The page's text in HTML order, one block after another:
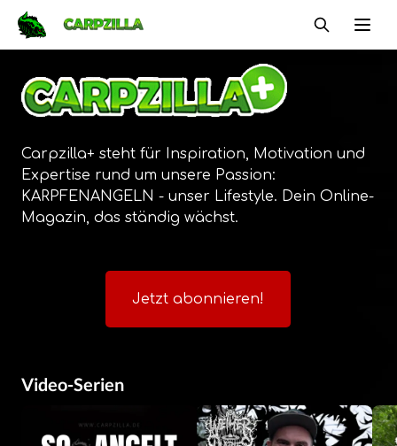
Carpzilla
Carpzilla+ steht für Inspiration, Motivation und
Expertise rund um unsere Passion:
KARPFENANGELN - unser Lifestyle. Dein Online-
Magazin, das ständig wächst.
Jetzt abonnieren!
Video-Serien